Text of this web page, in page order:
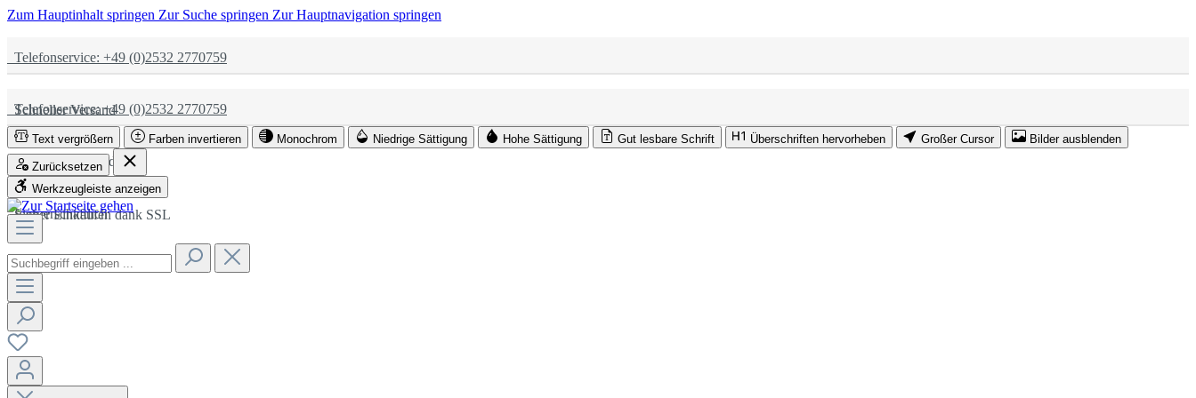
Zum Hauptinhalt springen Zur Suche springen Zur Hauptnavigation springen
Telefonservice: +49 (0)2532 2770759
Schneller Versand
Partnerschaftlich
Sicher Einkaufen dank SSL
Telefonservice: +49 (0)2532 2770759
Schneller Versand
Partnerschaftlich
Sicher Einkaufen dank SSL
Text vergrößern Farben invertieren Monochrom Niedrige Sättigung Hohe Sättigung Gut lesbare Schrift Überschriften hervorheben Großer Cursor Bilder ausblenden
Zurücksetzen
Werkzeugleiste anzeigen